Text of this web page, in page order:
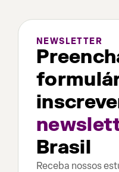
NEWSLETTER
Brasil
Receba nossos